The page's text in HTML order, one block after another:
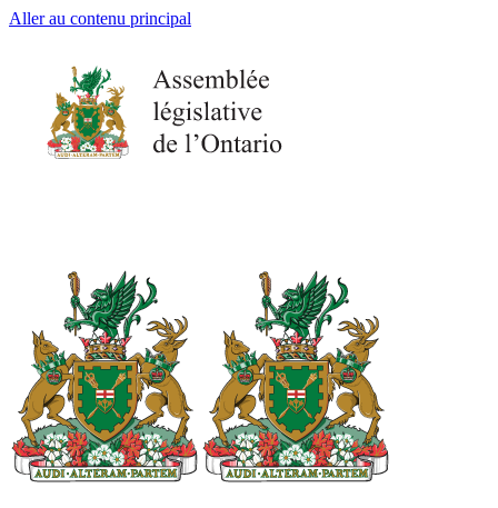
Aller au contenu principal